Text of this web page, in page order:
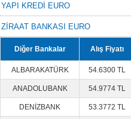
YAPI KREDİ EURO
ZİRAAT BANKASI EURO
Diğer Bankalar Alış Fiyatı
ALBARAKATÜRK 54.6300 TL
ANADOLUBANK 54.9774 TL
DENİZBANK 53.3772 TL